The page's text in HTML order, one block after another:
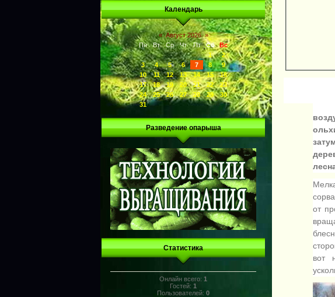
Календарь
« Август 2026 »
Пн
Вт Ср Чт Пт Сб
Вс
1
2
3
4 5 6 7 8
9
10
11 12 13 14 15
16
17
18 19 20 21 22
23
24
25 26 27 28 29
30
31
Разведение опарыша
Статистика
Онлайн всего: 1
Гостей: 1
Пользователей: 0
от
вот